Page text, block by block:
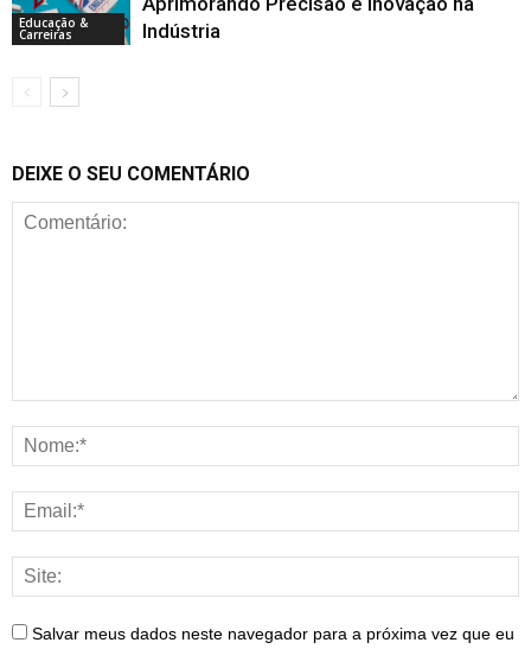
Educação &
Carreiras
Indústria
DEIXE O SEU COMENTÁRIO
Salvar meus dados neste navegador para a próxima vez que eu